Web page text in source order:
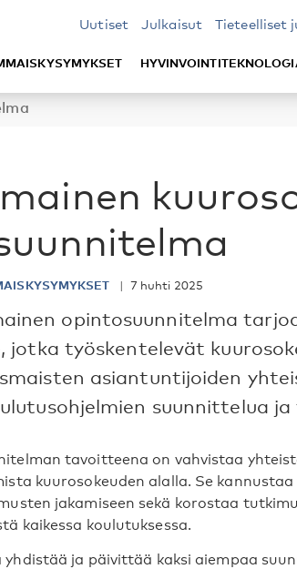
Uutiset Julkaisut Tieteelliset
7 huhti 2025
opintosuunnitelma
jotka työskentelevät
asiantuntijoiden
suunnittelua
tavoitteena on vahvistaa
kuurosokeuden alalla. Se
jakamiseen sekä korostaa
kaikessa koulutuksessa.
ja päivittää kaksi aiempaa